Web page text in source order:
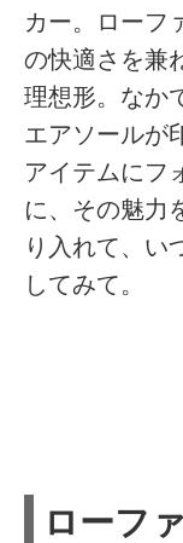
カー。ローフ
の快適さを兼
理想形。なか
エアソールが
アイテムにフ
に、その魅力
り入れて、い
してみて。
ローフ